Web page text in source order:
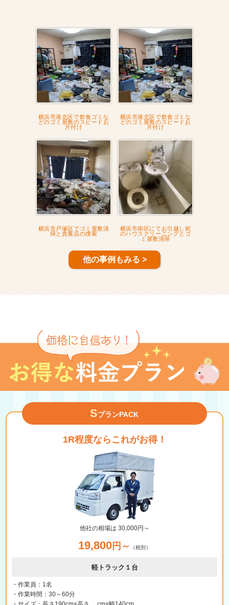
横浜市港北区で飲食ゴミな
どのゴミ屋敷のスピードお
片付け
横浜市港北区で飲食ゴミな
どのゴミ屋敷のスピードお
片付け
横浜市戸塚区でゴミ屋敷清
掃と貴重品の捜索
横浜市南区にてお引越し前
のハウスクリーニングとゴ
ミ屋敷清掃
他の事例もみる >
SプランPACK
1R程度ならこれがお得！
他社の相場は 30,000円～
19,800 円～ （税別）
軽トラック１台
・作業員：1名
・作業時間：30～60分